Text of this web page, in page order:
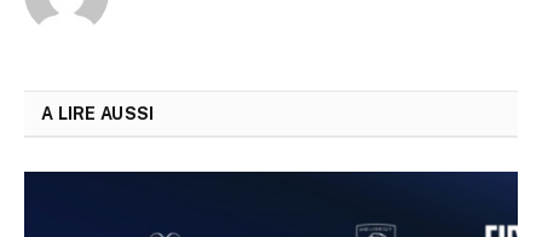
A LIRE AUSSI